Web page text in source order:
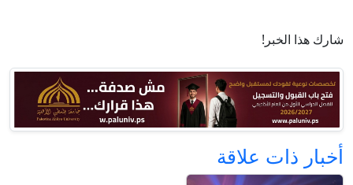
شارك هذا الخبر!
أخبار ذات علاقة